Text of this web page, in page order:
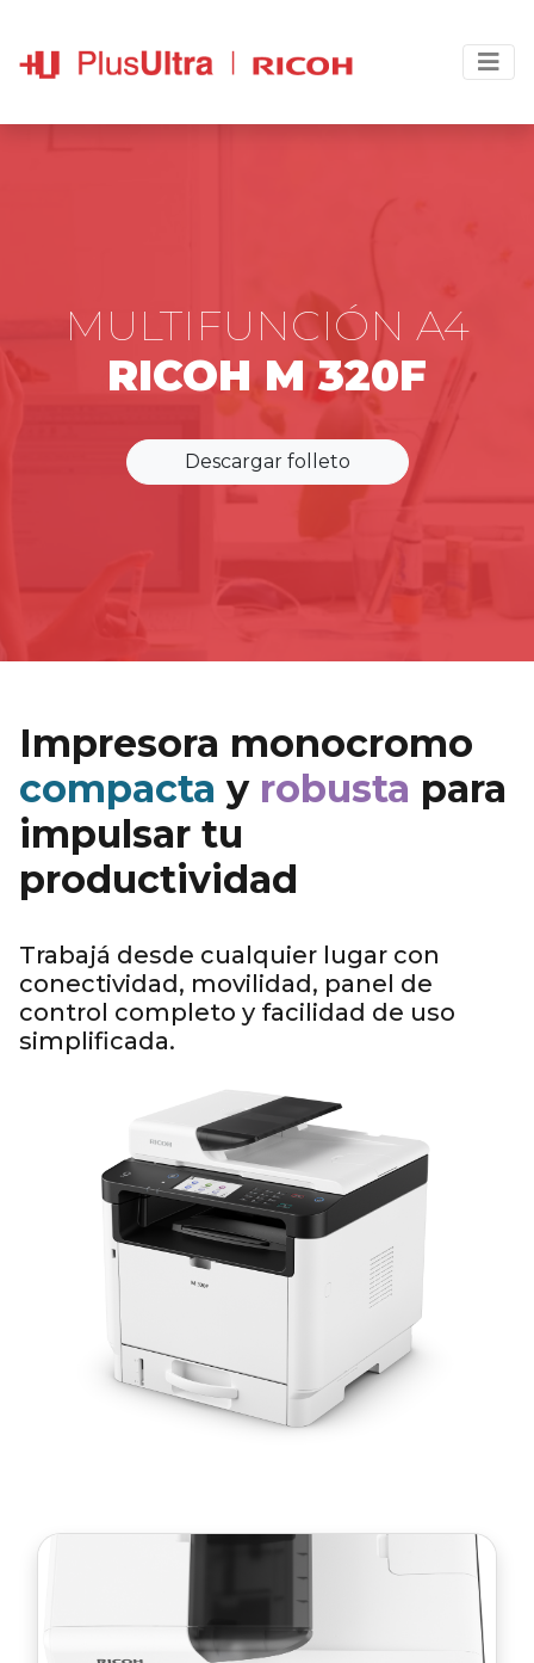
MULTIFUNCIÓN A4
RICOH M 320F
Descargar folleto
Impresora monocromo
compacta y robusta para
impulsar tu
productividad
Trabajá desde cualquier lugar con
conectividad, movilidad, panel de
control completo y facilidad de uso
simplificada.